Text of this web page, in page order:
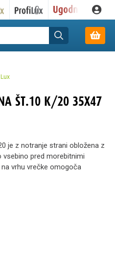
ŠT.10 K/20 35X47
je z notranje strani obložena z
vsebino pred morebitnimi
vrhu vrečke omogoča